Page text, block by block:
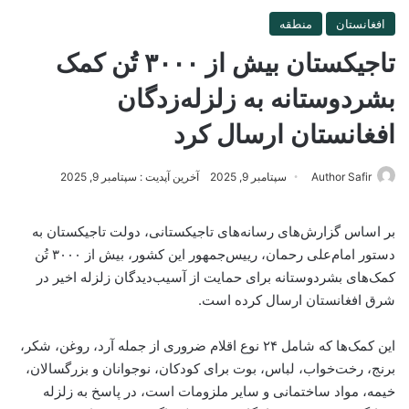
افغانستان منطقه
تاجیکستان بیش از ۳۰۰۰ تُن کمک
بشردوستانه به زلزله‌زدگان
افغانستان ارسال کرد
Author Safir سپتامبر 9, 2025 آخرین آپدیت : سپتامبر 9, 2025
بر اساس گزارش‌های رسانه‌های تاجیکستانی، دولت تاجیکستان به
دستور امام‌علی رحمان، رییس‌جمهور این کشور، بیش از ۳۰۰۰ تُن
کمک‌های بشردوستانه برای حمایت از آسیب‌دیدگان زلزله اخیر در
شرق افغانستان ارسال کرده است.
این کمک‌ها که شامل ۲۴ نوع اقلام ضروری از جمله آرد، روغن، شکر،
برنج، رخت‌خواب، لباس، بوت برای کودکان، نوجوانان و بزرگسالان،
خیمه، مواد ساختمانی و سایر ملزومات است، در پاسخ به زلزله